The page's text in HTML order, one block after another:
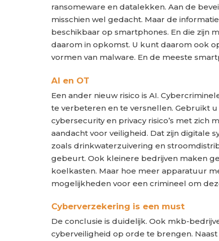
ransomeware en datalekken. Aan de
misschien wel gedacht. Maar de
beschikbaar op smartphones. En die zijn
daarom in opkomst. U kunt daarom ook
vormen van malware. En de meeste
AI en OT
Een ander nieuw risico is AI.
te verbeteren en te versnellen. Gebruikt
cybersecurity en privacy risico’s met zich
aandacht voor veiligheid. Dat zijn digitale
zoals drinkwaterzuivering en
gebeurt. Ook kleinere bedrijven maken
koelkasten. Maar hoe meer apparatuur
mogelijkheden voor een crimineel om
Cyberverzekering is een must
De conclusie is duidelijk. Ook mkb-
cyberveiligheid op orde te brengen.